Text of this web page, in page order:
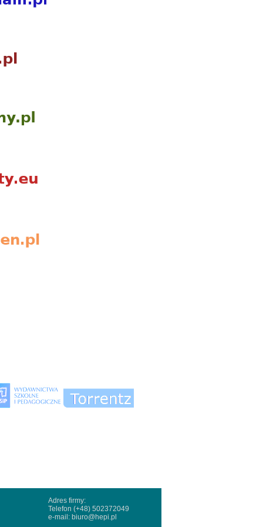
Adres firmy:
Telefon (+48) 502372049
e-mail: biuro@hepi.pl